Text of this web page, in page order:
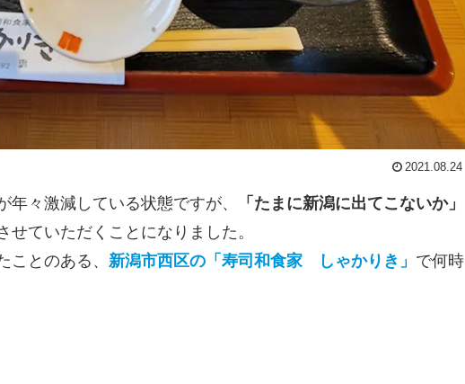
2021.08.24
々激減している状態ですが、
「たまに新潟に出てこないか」
ていただくことになりました。
ことのある、 新潟市西区の「寿司和食家 しゃかりき」 で何時